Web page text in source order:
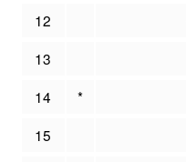
12
13
14
*
15